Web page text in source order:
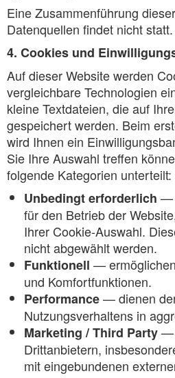
Eine Zusammenführung
Datenquellen findet nicht statt.
4. Cookies und
Auf dieser Website werden
vergleichbare Technologien
kleine Textdateien, die auf
gespeichert werden. Beim
wird Ihnen ein
Sie Ihre Auswahl treffen
folgende Kategorien unterteilt:
Unbedingt erforderlich —
für den Betrieb der
Ihrer Cookie-Auswahl.
nicht abgewählt werden.
Funktionell —
und Komfortfunktionen.
Performance— dienen
Nutzungsverhaltens in
Marketing / Third Party—
Drittanbietern,
mit eingebundenen